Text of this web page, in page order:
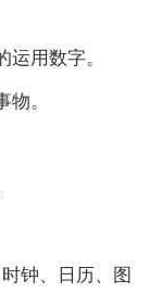
用数字。
。
钟、日历、图